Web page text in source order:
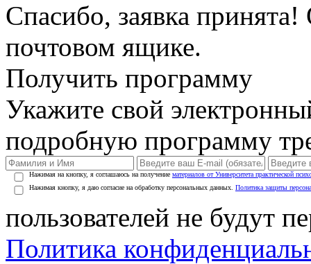
Спасибо, заявка
почтовом ящике.
Получить программу
Укажите свой
подробную программу
Нажимая на кнопку, я соглашаюсь на получение материалов от Университета практической
Нажимая кнопку, я даю согласие на обработку персональных данных. Политика защиты
пользователей не будут
Политика